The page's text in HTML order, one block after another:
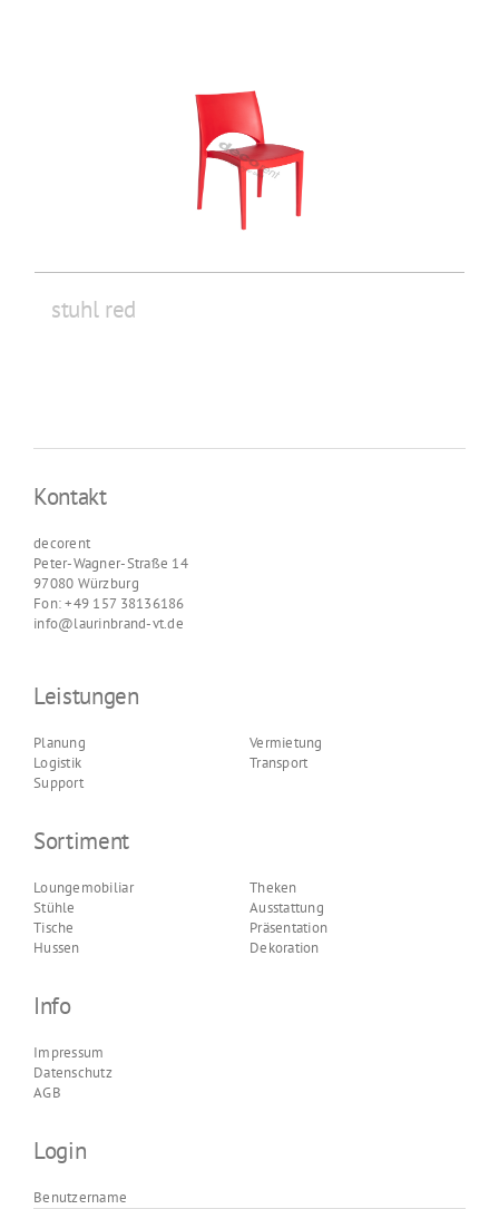
stuhl red
Kontakt
decorent
Peter-Wagner-Straße 14
97080 Würzburg
Fon: +49 157 38136186
info@laurinbrand-vt.de
Leistungen
Planung
Logistik
Support
Vermietung
Transport
Sortiment
Loungemobiliar
Stühle
Tische
Hussen
Theken
Ausstattung
Präsentation
Dekoration
Info
Impressum
Datenschutz
AGB
Login
Benutzername